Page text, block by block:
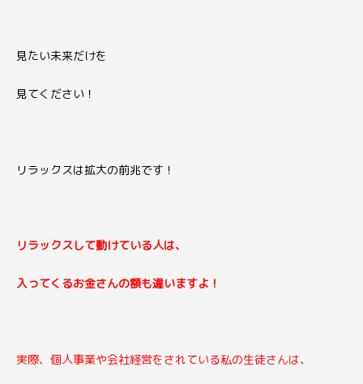
見たい未来だけを
見てください！
リラックスは拡大の前兆です！
リラックスして動けている人は、
入ってくるお金さんの額も違いますよ！
実際、個人事業や会社経営をされている私の生徒さんは、